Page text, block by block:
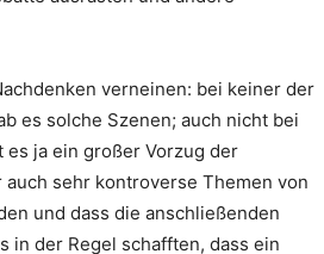
verneinen: bei keiner der
es solche Szenen; auch nicht bei
ja ein großer Vorzug der
sehr kontroverse Themen von
und dass die anschließenden
in der Regel schafften, dass ein